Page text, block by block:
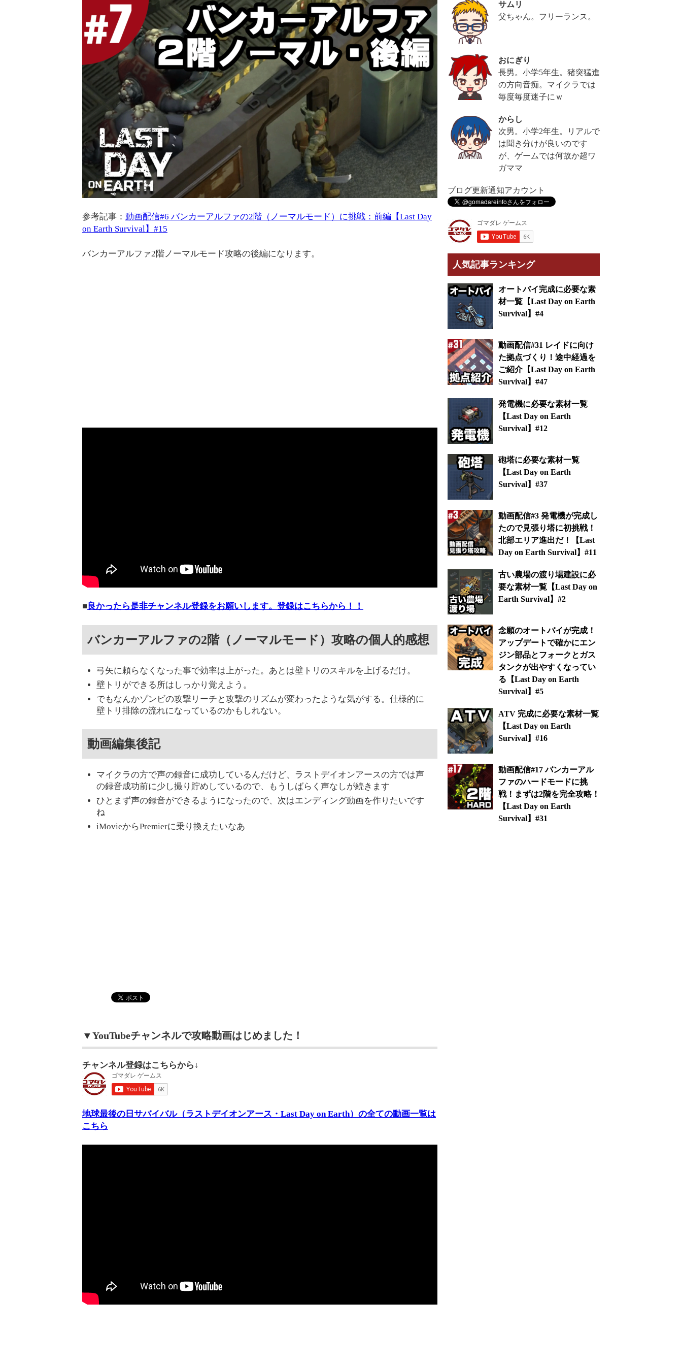
参考記事： 動画配信#6 バンカーアルファの2階（ノーマルモード）に挑戦：前編【Last Day
on Earth Survival】#15
バンカーアルファ2階ノーマルモード攻略の後編になります。
■良かったら是非チャンネル登録をお願いします。登録はこちらから！！
バンカーアルファの2階（ノーマルモード）攻略の個人的感想
弓矢に頼らなくなった事で効率は上がった。あとは壁トリのスキルを上げるだけ。
壁トリができる所はしっかり覚えよう。
でもなんかゾンビの攻撃リーチと攻撃のリズムが変わったような気がする。仕様的に
壁トリ排除の流れになっているのかもしれない。
動画編集後記
マイクラの方で声の録音に成功しているんだけど、ラストデイオンアースの方では声
の録音成功前に少し撮り貯めしているので、もうしばらく声なしが続きます
ひとまず声の録音ができるようになったので、次はエンディング動画を作りたいです
ね
iMovieからPremierに乗り換えたいなあ
▼YouTubeチャンネルで攻略動画はじめました！
チャンネル登録はこちらから↓
地球最後の日サバイバル（ラストデイオンアース・Last Day on Earth）の全ての動画一覧は
こちら
サムリ
父ちゃん。フリーランス。
おにぎり
長男。小学5年生。猪突猛進
の方向音痴。マイクラでは
毎度毎度迷子にｗ
からし
次男。小学2年生。リアルで
は聞き分けが良いのです
が、ゲームでは何故か超ワ
ガママ
ブログ更新通知アカウント
人気記事ランキング
オートバイ完成に必要な素
材一覧【Last Day on Earth
Survival】#4
動画配信#31 レイドに向け
た拠点づくり！途中経過を
ご紹介【Last Day on Earth
Survival】#47
発電機に必要な素材一覧
【Last Day on Earth
Survival】#12
砲塔に必要な素材一覧
【Last Day on Earth
Survival】#37
動画配信#3 発電機が完成し
たので見張り塔に初挑戦！
北部エリア進出だ！【Last
Day on Earth Survival】#11
古い農場の渡り場建設に必
要な素材一覧【Last Day on
Earth Survival】#2
念願のオートバイが完成！
アップデートで確かにエン
ジン部品とフォークとガス
タンクが出やすくなってい
る【Last Day on Earth
Survival】#5
ATV 完成に必要な素材一覧
【Last Day on Earth
Survival】#16
動画配信#17 バンカーアル
ファのハードモードに挑
戦！まずは2階を完全攻略！
【Last Day on Earth
Survival】#31